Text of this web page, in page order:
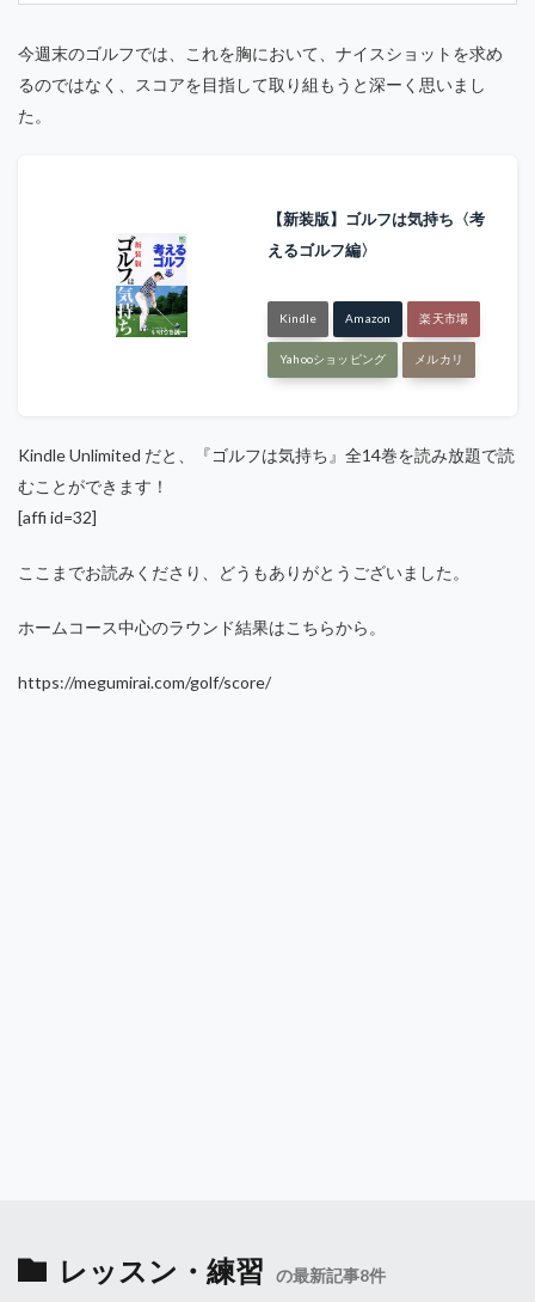
今週末のゴルフでは、これを胸において、ナイスショットを求め
るのではなく、スコアを目指して取り組もうと深ーく思いまし
た。
【新装版】ゴルフは気持ち〈考
えるゴルフ編〉
Kindle Amazon 楽天市場
Yahooショッピング メルカリ
Kindle Unlimited だと、『ゴルフは気持ち』全14巻を読み放題で読
むことができます！
[affi id=32]
ここまでお読みくださり、どうもありがとうございました。
ホームコース中心のラウンド結果はこちらから。
https://megumirai.com/golf/score/
レッスン・練習 の最新記事8件